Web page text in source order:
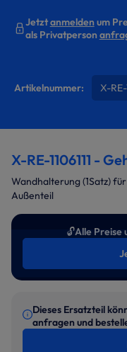
Jetztanmeldenum
als Privatperson
Artikelnummer: X-RE-
X-RE-1106111 -
Wandhalterung (1Satz)
Außenteil
🔓Alle Preise
Dieses Ersatzteil
anfragen und